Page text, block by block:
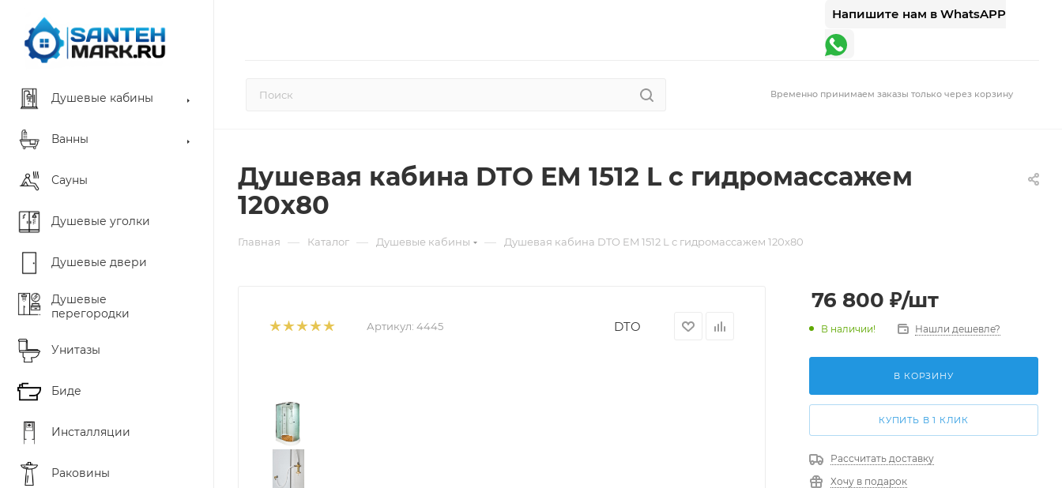
Напишите нам в WhatsAPP
Временно принимаем заказы только через корзину
Душевые кабины
Ванны
Сауны
Душевые уголки
Душевые двери
Душевые
перегородки
Унитазы
Биде
Инсталляции
Раковины
Душевая кабина DTO EM 1512 L с гидромассажем
120x80
Главная — Каталог — Душевые кабины — Душевая кабина DTO EM 1512 L с гидромассажем 120x80
Артикул: 4445 DTO
76 800 ₽/шт
В наличии! Нашли дешевле?
В КОРЗИНУ
КУПИТЬ В 1 КЛИК
Рассчитать доставку
Хочу в подарок